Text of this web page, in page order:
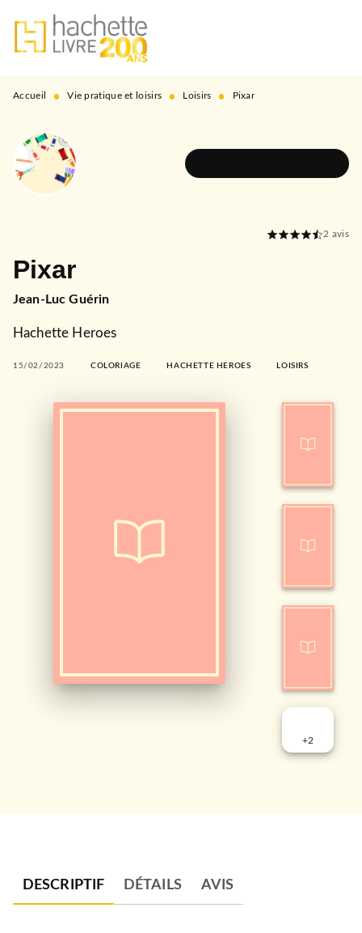
MENU RECHERCHE
PIED DE PAGE
Accueil • Vie pratique et loisirs • Loisirs • Pixar
2 avis
Pixar
Jean-Luc Guérin
Hachette Heroes
15/02/2023 COLORIAGE HACHETTE HEROES LOISIRS
+2
DESCRIPTIF DÉTAILS AVIS